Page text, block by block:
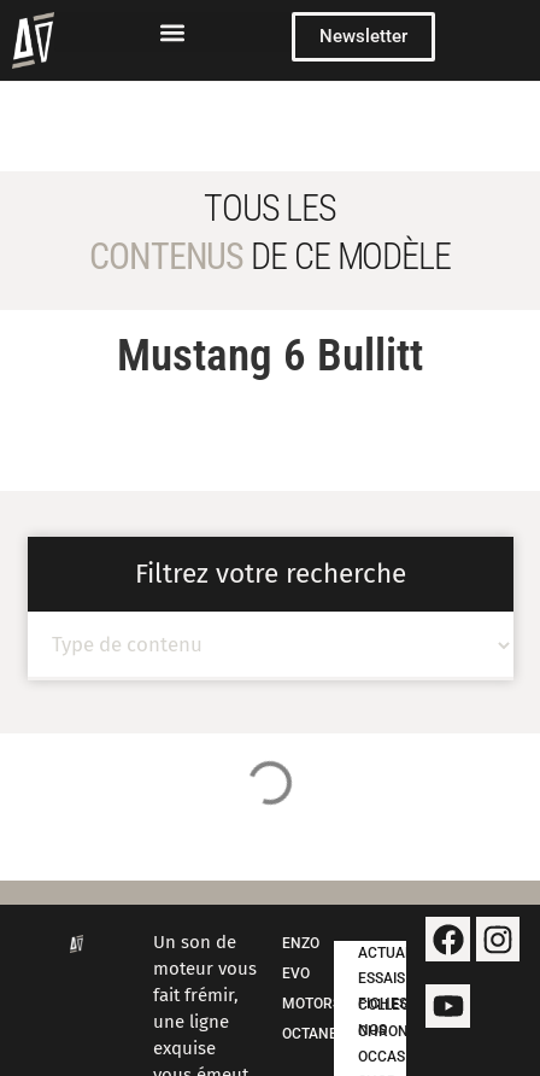
Newsletter
TOUS LES
CONTENUS DE CE MODÈLE
Mustang 6 Bullitt
Filtrez votre recherche
Un son de
moteur vous
fait frémir,
une ligne
exquise
ENZO
EVO
MOTORSPORT
OCTANE
ACTUALITÉS
ESSAIS
FICHES COLLECTION
NOS CHRONOS
OCCASIONS